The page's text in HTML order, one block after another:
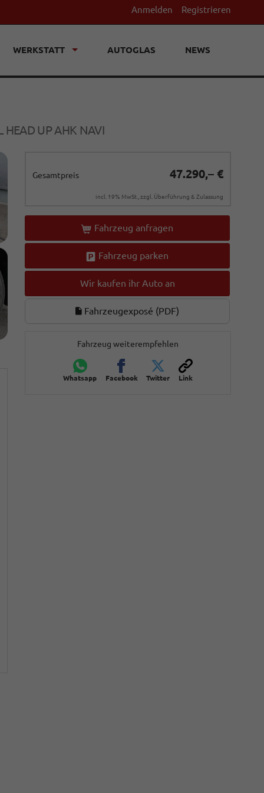
Anmelden Registrieren
WERKSTATT AUTOGLAS NEWS
HEAD UP AHK NAVI
Gesamtpreis 47.290,– €
incl. 19% MwSt., zzgl. Überführung & Zulassung
Fahrzeug anfragen
Fahrzeug parken
Wir kaufen ihr Auto an
Fahrzeugexposé (PDF)
Fahrzeug weiterempfehlen
Whatsapp Facebook Twitter Link